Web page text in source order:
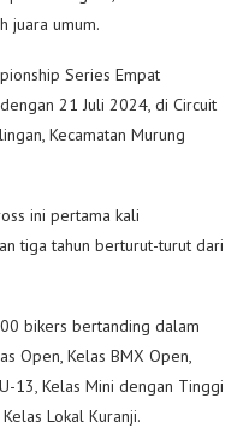
juara umum.
Series Empat
21 Juli 2024, di Circuit
Kecamatan Murung
ini pertama kali
tiga tahun berturut-turut dari
bikers bertanding dalam
Open, Kelas BMX Open,
13, Kelas Mini dengan Tinggi
Lokal Kuranji.